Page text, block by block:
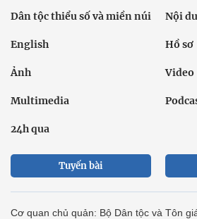
Dân tộc thiểu số và miền núi Nội
English Hồ sơ
Ảnh Video
Multimedia
24h qua
Tuyến bài
Cơ quan chủ quản: Bộ Dân tộc và Tôn